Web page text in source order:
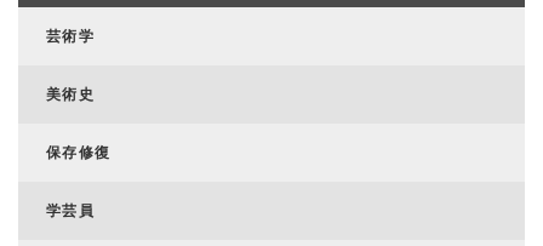
芸術学
美術史
保存修復
学芸員